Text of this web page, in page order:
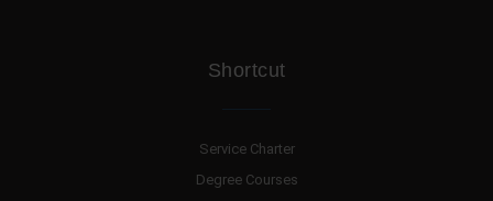
Shortcut
Service Charter
Degree Courses